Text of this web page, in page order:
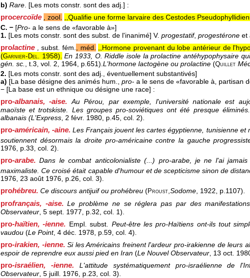
b) Rare. [Les mots constr. sont des adj.] :
procercoïde , zool. ,,Qualifie une forme larvaire des Cestodes
C. − [Pro- a le sens de «favorable à»]
1. [Les mots constr. sont des subst. de l'inanimé] V. progestatif, progestérone et
prolactine , subst. fém., méd. ,,Hormone provenant du lobe antérieur de
(Garnier- Del. 1958). En 1933, O. Riddle isole la prolactine antéhypophysaire
gén. sc., t.3, vol. 2, 1964, p.651).L'hormone lactogène ou prolactine (Quillet
2. [Les mots constr. sont des adj., éventuellement substantivés]
a) [La base désigne des animés hum., pro- a le sens de «favorable à, partisan
− [La base est un ethnique ou désigne une race] :
pro-albanais, -aise. Au Pérou, par exemple, l'université nationale est
maoïste et trotskiste. Les groupes pro-soviétiques ont été presque
albanais (L'Express, 2 févr. 1980, p.45, col. 2).
pro-américain, -aine.Les Français jouent les cartes égyptienne, tunisienne et
soutiennent désormais la droite pro-américaine contre la gauche
1976 , p.33, col. 2).
pro-arabe.Dans le combat anticolonialiste (...) pro-arabe, je ne l'ai jamais
maximaliste. Ce croisé était capable d'humour et de scepticisme sinon de
1976 , 23 août 1976 , p.26, col. 3).
prohébreu. Ce discours antijuif ou prohébreu (Proust, Sodome , 1922 , p.1107).
profrançais, -aise.Le problème ne se réglera pas par des
Observateur , 5 sept. 1977 , p.32, col. 1).
pro-haïtien, -ienne. Empl. subst.
Peut-être les pro-Haïtiens ont-ils tout
vaudou (Le Point, 4 déc. 1978 , p.59, col. 4).
pro-irakien, -ienne.Si les Américains freinent l'ardeur pro-irakienne de leurs
espoir de reprendre eux aussi pied en Iran (Le Nouvel Observateur , 13 oct.
pro-israélien, -ienne. L'attitude systématiquement pro-israélienne de
Observateur , 5 juill. 1976 , p.23, col. 3).